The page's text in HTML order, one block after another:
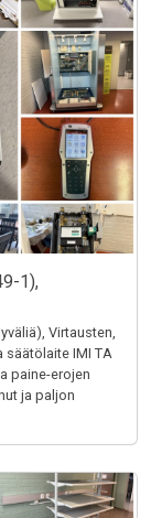
1),
Virtausten,
säätölaite IMI TA
paine-erojen
ja paljon